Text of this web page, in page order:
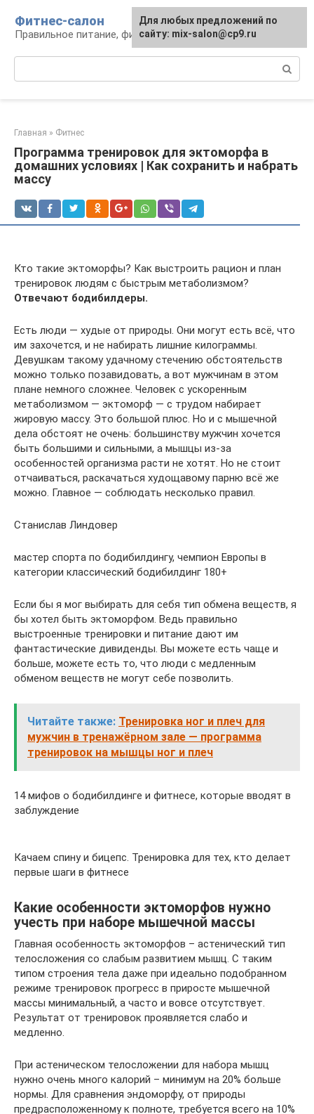
контенту
Фитнес-салон
Правильное питание, фитнес, образ жизни
Главная » Фитнес
Программа тренировок для эктоморфа в
домашних условиях | Как сохранить и набрать
массу
Кто такие эктоморфы? Как выстроить рацион и план
тренировок людям с быстрым метаболизмом?
Отвечают бодибилдеры.
Есть люди — худые от природы. Они могут есть всё, что
им захочется, и не набирать лишние килограммы.
Девушкам такому удачному стечению обстоятельств
можно только позавидовать, а вот мужчинам в этом
плане немного сложнее. Человек с ускоренным
метаболизмом — эктоморф — с трудом набирает
жировую массу. Это большой плюс. Но и с мышечной
дела обстоят не очень: большинству мужчин хочется
быть большими и сильными, а мышцы из-за
особенностей организма расти не хотят. Но не стоит
отчаиваться, раскачаться худощавому парню всё же
можно. Главное — соблюдать несколько правил.
Станислав Линдовер
мастер спорта по бодибилдингу, чемпион Европы в
категории классический бодибилдинг 180+
Если бы я мог выбирать для себя тип обмена веществ, я
бы хотел быть эктоморфом. Ведь правильно
выстроенные тренировки и питание дают им
фантастические дивиденды. Вы можете есть чаще и
больше, можете есть то, что люди с медленным
обменом веществ не могут себе позволить.
Читайте также: Тренировка ног и плеч для
мужчин в тренажёрном зале — программа
тренировок на мышцы ног и плеч
14 мифов о бодибилдинге и фитнесе, которые вводят в
заблуждение
Качаем спину и бицепс. Тренировка для тех, кто делает
первые шаги в фитнесе
Какие особенности эктоморфов нужно
учесть при наборе мышечной массы
Главная особенность эктоморфов – астенический тип
телосложения со слабым развитием мышц. С таким
типом строения тела даже при идеально подобранном
режиме тренировок прогресс в приросте мышечной
массы минимальный, а часто и вовсе отсутствует.
Результат от тренировок проявляется слабо и
медленно.
При астеническом телосложении для набора мышц
нужно очень много калорий – минимум на 20% больше
нормы. Для сравнения эндоморфу, от природы
предрасположенному к полноте, требуется всего на 10%
Для любых предложений по
сайту: mix-salon@cp9.ru